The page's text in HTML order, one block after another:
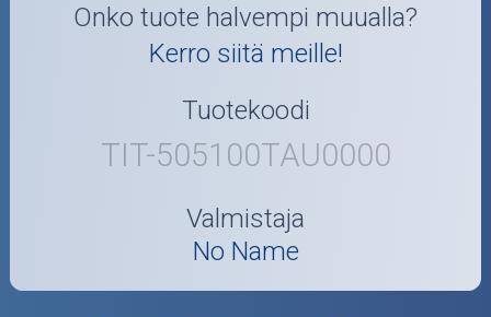
Onko tuote halvempi muualla?
Kerro siitä meille!
Tuotekoodi
TIT-505100TAU0000
Valmistaja
No Name